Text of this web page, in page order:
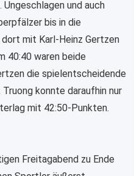
Ungeschlagen und auch
bis in die
mit Karl-Heinz Gertzen
40:40 waren beide
die spielentscheidende
konnte daraufhin nur
mit 42:50-Punkten.
Freitagabend zu Ende